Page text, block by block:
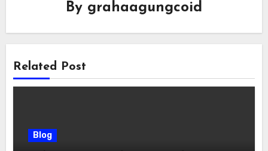
By grahaagungcoid
Related Post
Blog